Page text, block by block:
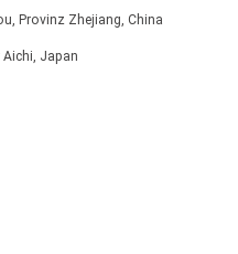
Provinz Zhejiang, China
Aichi, Japan